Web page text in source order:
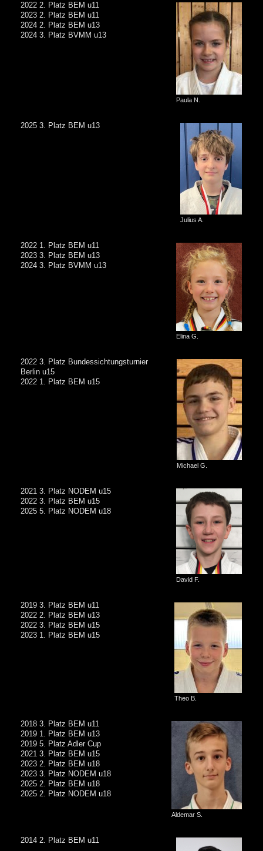
Paula N.
2022 2. Platz BEM u11
2023 2. Platz BEM u11
2024 2. Platz BEM u13
2024 3. Platz BVMM u13
Julius A.
2025 3. Platz BEM u13
Elina G.
2022 1. Platz BEM u11
2023 3. Platz BEM u13
2024 3. Platz BVMM u13
Michael G.
2022 3. Platz Bundessichtungsturnier
Berlin u15
2022 1. Platz BEM u15
David F.
2021 3. Platz NODEM u15
2022 3. Platz BEM u15
2025 5. Platz NODEM u18
Theo B.
2019 3. Platz BEM u11
2022 2. Platz BEM u13
2022 3. Platz BEM u15
2023 1. Platz BEM u15
Aldemar S.
2018 3. Platz BEM u11
2019 1. Platz BEM u13
2019 5. Platz Adler Cup
2021 3. Platz BEM u15
2023 2. Platz BEM u18
2023 3. Platz NODEM u18
2025 2. Platz BEM u18
2025 2. Platz NODEM u18
2014 2. Platz BEM u11